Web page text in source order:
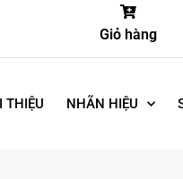
Giỏ hàng
THIỆU NHÃN HIỆU